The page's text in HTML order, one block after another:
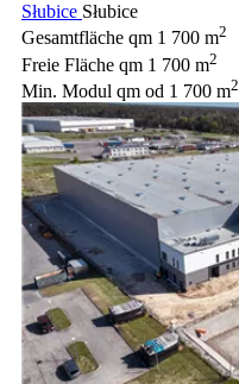
Słubice Słubice
Gesamtfläche qm 1 700 m2
Freie Fläche qm 1 700 m2
Min. Modul qm od 1 700 m2